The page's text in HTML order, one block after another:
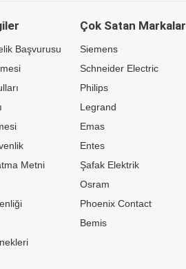
Başvurusu
Metni
Çok Satan Markalar
Siemens
Schneider Electric
Philips
Legrand
Emas
Entes
Şafak Elektrik
Osram
Phoenix Contact
Bemis